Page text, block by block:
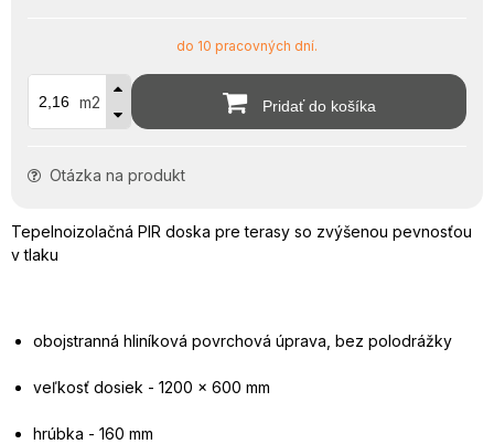
do 10 pracovných dní.
m2 Pridať do košíka
Otázka na produkt
Tepelnoizolačná PIR doska pre terasy so zvýšenou pevnosťou
v tlaku
obojstranná hliníková povrchová úprava, bez polodrážky
veľkosť dosiek - 1200 x 600 mm
hrúbka - 160 mm